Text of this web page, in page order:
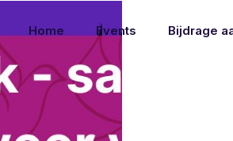
Home Events Bijdrage